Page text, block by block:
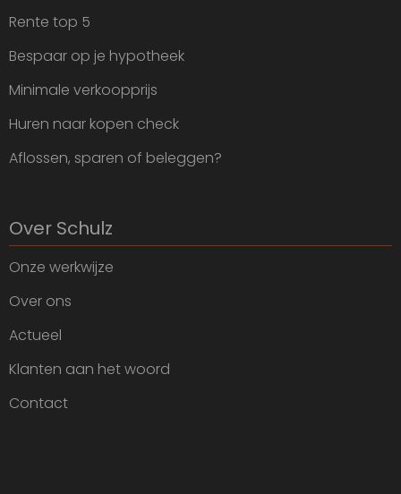
Rente top 5
Bespaar op je hypotheek
Minimale verkoopprijs
Huren naar kopen check
Aflossen, sparen of beleggen?
Over Schulz
Onze werkwijze
Over ons
Actueel
Klanten aan het woord
Contact